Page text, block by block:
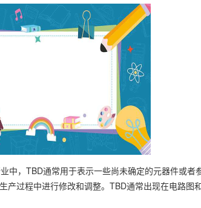
中，TBD通常用于表示一些尚未确定的元器件或
过程中进行修改和调整。TBD通常出现在电路图